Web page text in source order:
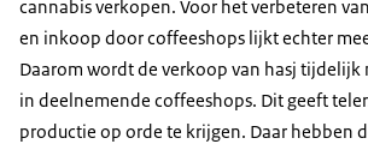
cannabis verkopen. Voor het verbeteren
en inkoop door coffeeshops lijkt echter
Daarom wordt de verkoop van hasj tijdelijk
in deelnemende coffeeshops. Dit geeft
productie op orde te krijgen. Daar hebben